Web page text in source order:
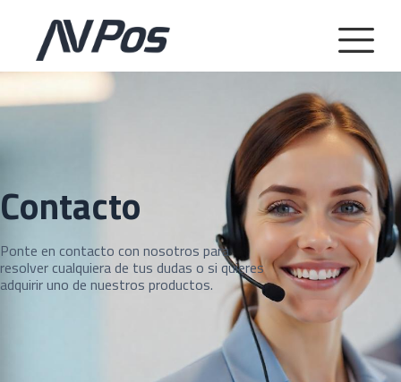
Contacto
Ponte en contacto con nosotros para
resolver cualquiera de tus dudas o si quieres
adquirir uno de nuestros productos.